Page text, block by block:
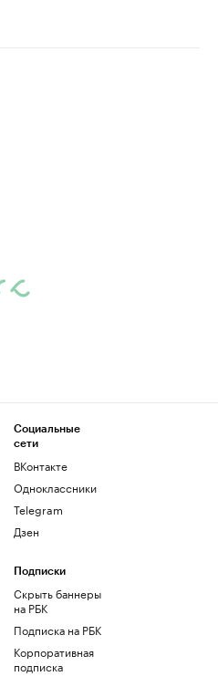
Социальные
сети
ВКонтакте
Одноклассники
Telegram
Дзен
Подписки
Скрыть баннеры
на РБК
Подписка на РБК
Корпоративная
подписка